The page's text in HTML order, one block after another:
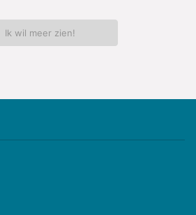
Ik wil meer zien!